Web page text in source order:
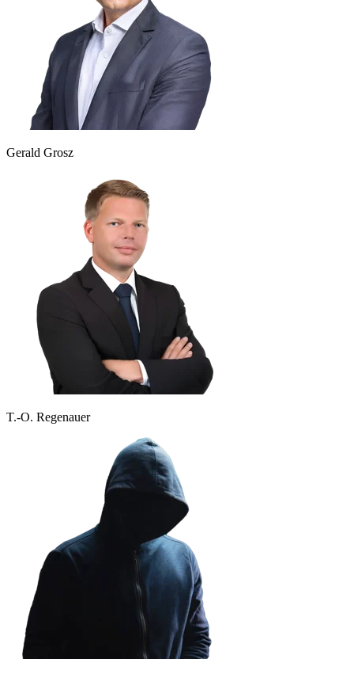
Gerald Grosz
T.-O. Regenauer